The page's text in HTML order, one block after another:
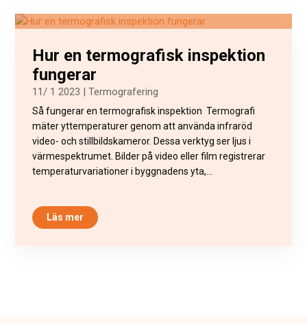
Hur en termografisk inspektion
fungerar
11/ 1 2023 |Termografering
Så fungerar en termografisk inspektion Termografi
mäter yttemperaturer genom att använda infraröd
video- och stillbildskameror. Dessa verktyg ser ljus i
värmespektrumet. Bilder på video eller film registrerar
temperaturvariationer i byggnadens yta,...
Läs mer